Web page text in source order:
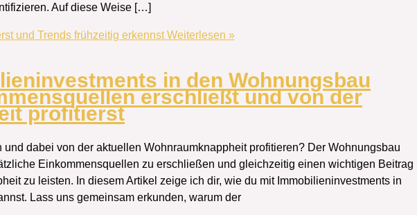
Auf diese Weise […]
und Trends frühzeitig erkennstWeiterlesen »
in den Wohnungsbau
erschließt und von der
profitierst
dabei von der aktuellen Wohnraumknappheit profitieren? Der Wohnungsbau
Einkommensquellen zu erschließen und gleichzeitig einen wichtigen Beitrag
zu leisten. In diesem Artikel zeige ich dir, wie du mit Immobilieninvestments in
Lass uns gemeinsam erkunden, warum der